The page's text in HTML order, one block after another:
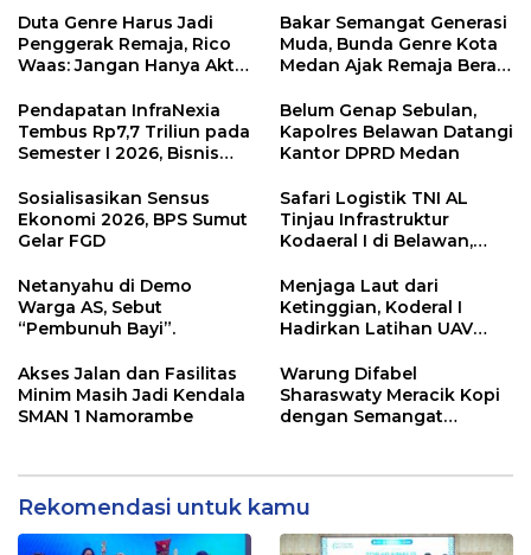
Duta Genre Harus Jadi
Penggerak Remaja, Rico
Waas: Jangan Hanya Aktif
Bakar Semangat Generasi
Muda, Bunda Genre Kota
Medan Ajak Remaja Berani
Pendapatan InfraNexia
Tembus Rp7,7 Triliun pada
Semester I 2026, Bisnis
Persen
Belum Genap Sebulan,
Kapolres Belawan Datangi
Kantor DPRD Medan
Sosialisasikan Sensus
Ekonomi 2026, BPS Sumut
Gelar FGD
Safari Logistik TNI AL
Tinjau Infrastruktur
Kodaeral I di Belawan,
Operasional
Netanyahu di Demo
Warga AS, Sebut
“Pembunuh Bayi”.
Menjaga Laut dari
Ketinggian, Koderal I
Hadirkan Latihan UAV
Akses Jalan dan Fasilitas
Minim Masih Jadi Kendala
SMAN 1 Namorambe
Warung Difabel
Sharaswaty Meracik Kopi
dengan Semangat
Rekomendasi untuk kamu